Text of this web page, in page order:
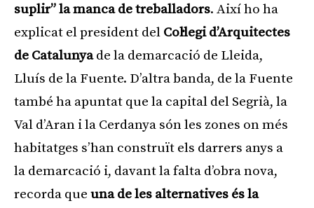
suplir” la manca de treballadors. Així ho ha
explicat el president del Col·legi d’Arquitectes
de Catalunyade la demarcació de Lleida,
Lluís de la Fuente. D’altra banda, de la Fuente
també ha apuntat que la capital del Segrià, la
Val d’Aran i la Cerdanya són les zones on més
habitatges s’han construït els darrers anys a
la demarcació i, davant la falta d’obra nova,
recorda que una de les alternatives és la